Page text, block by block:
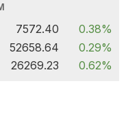
7572.40
0.38%
52658.64
0.29%
26269.23 0.62%